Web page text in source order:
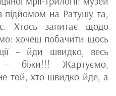
на Ратушу та,
Хтось запитає щодо
хочеш побачити щось
– йди швидко, весь
– біжи!!! Жартуємо,
той, хто швидко йде, а